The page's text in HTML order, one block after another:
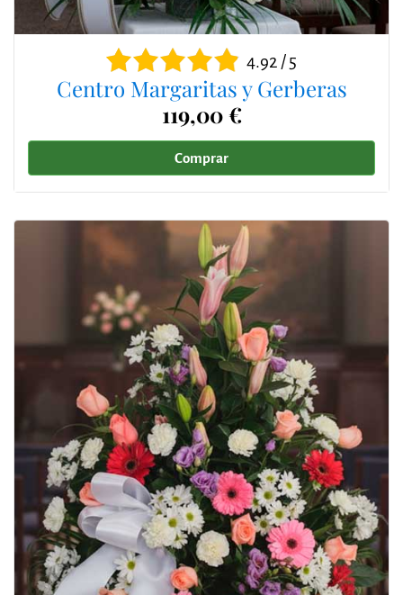
4.92 / 5
Centro Margaritas y Gerberas
119,00 €
Comprar